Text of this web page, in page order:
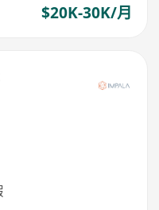
$20K-30K/月